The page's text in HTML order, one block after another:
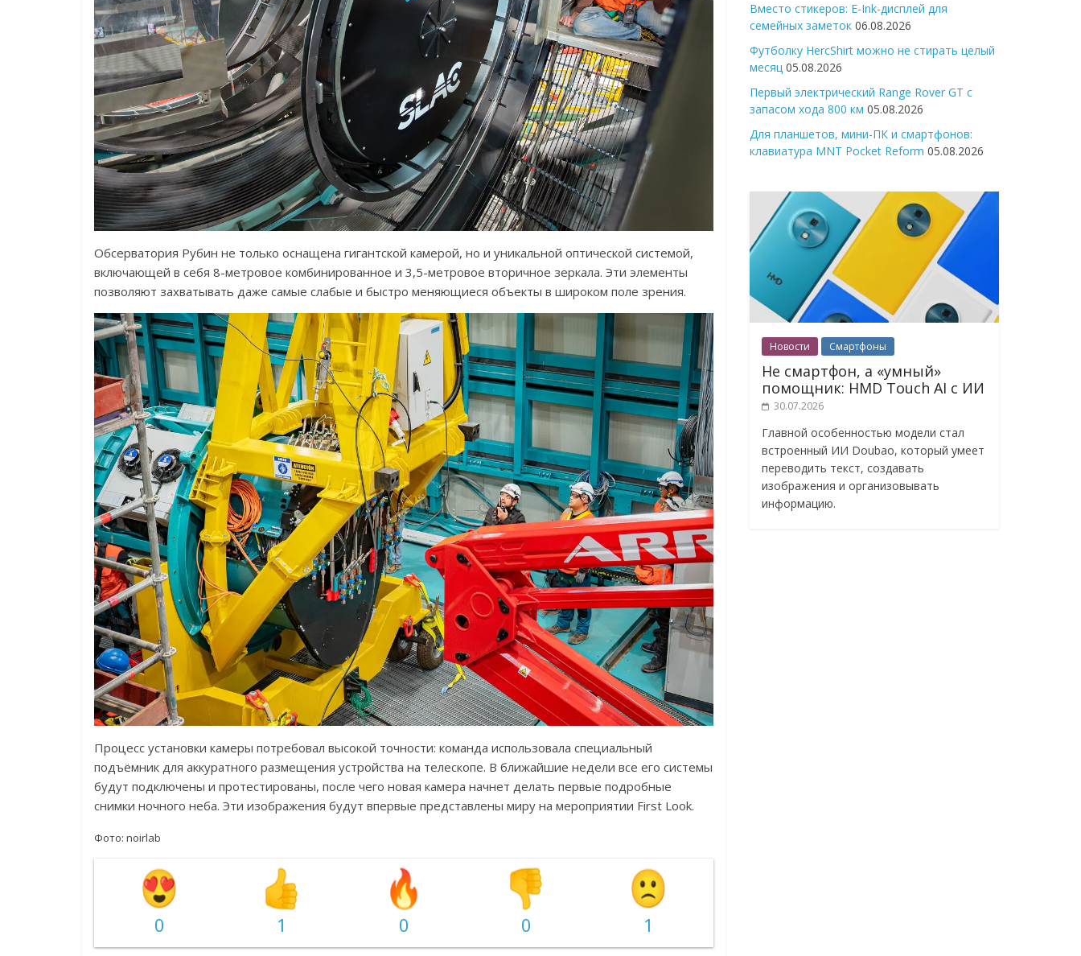
Обсерватория Рубин не только оснащена гигантской камерой, но и уникальной оптической системой,
включающей в себя 8-метровое комбинированное и 3,5-метровое вторичное зеркала. Эти элементы
позволяют захватывать даже самые слабые и быстро меняющиеся объекты в широком поле зрения.
Процесс установки камеры потребовал высокой точности: команда использовала специальный
подъёмник для аккуратного размещения устройства на телескопе. В ближайшие недели все его системы
будут подключены и протестированы, после чего новая камера начнет делать первые подробные
снимки ночного неба. Эти изображения будут впервые представлены миру на мероприятии First Look.
Фото: noirlab
0 1 0 0 1
Вместо стикеров: E-Ink-дисплей для
семейных заметок 06.08.2026
Футболку HercShirt можно не стирать целый
месяц 05.08.2026
Первый электрический Range Rover GT с
запасом хода 800 км 05.08.2026
Для планшетов, мини-ПК и смартфонов:
клавиатура MNT Pocket Reform 05.08.2026
Новости Смартфоны
Не смартфон, а «умный»
помощник: HMD Touch AI с ИИ
30.07.2026
Главной особенностью модели стал
встроенный ИИ Doubao, который умеет
переводить текст, создавать
изображения и организовывать
информацию.